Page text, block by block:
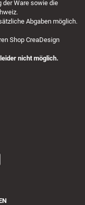
der Ware sowie die
Abgaben möglich.
Shop CreaDesign
nicht möglich.